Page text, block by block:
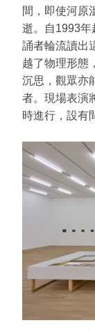
間，即使河原
逝。自1993年
誦者輪流讀出
越了物理形態
沉思，觀眾亦
者。現場表演
時進行，設有